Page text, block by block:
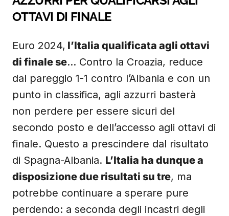
OTTAVI DI FINALE
Euro 2024, l’Italia qualificata agli ottavi
di finale se… Contro la Croazia, reduce
dal pareggio 1-1 contro l’Albania e con un
punto in classifica, agli azzurri basterà
non perdere per essere sicuri del
secondo posto e dell’accesso agli ottavi di
finale. Questo a prescindere dal risultato
di Spagna-Albania. L’Italia ha dunque a
disposizione due risultati su tre, ma
potrebbe continuare a sperare pure
perdendo: a seconda degli incastri degli